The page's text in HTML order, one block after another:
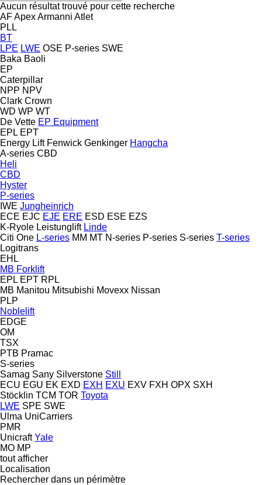
Aucun résultat trouvé pour cette recherche
AFApexArmanni Atlet
PLL
BT
LPE LWE OSE P-series SWE
Baka Baoli
EP
Caterpillar
NPP NPV
Clark Crown
WD WP WT
De Vette EP Equipment
EPL EPT
Energy Lift Fenwick Genkinger Hangcha
A-series CBD
Heli
CBD
Hyster
P-series
IWE Jungheinrich
ECE EJC EJE ERE ESD ESE EZS
K-Ryole Leistunglift Linde
Citi One L-series MM MT N-series P-series S-series T-series
Logitrans
EHL
MB Forklift
EPL EPT RPL
MB Manitou Mitsubishi Movexx Nissan
PLP
Noblelift
EDGE
OM
TSX
PTB Pramac
S-series
Samag Sany Silverstone Still
ECU EGU EK EXD EXH EXU EXV FXH OPX SXH
Stöcklin TCM TOR Toyota
LWE SPE SWE
Ulma UniCarriers
PMR
Unicraft Yale
MO MP
tout afficher
Localisation
Rechercher dans un périmètre